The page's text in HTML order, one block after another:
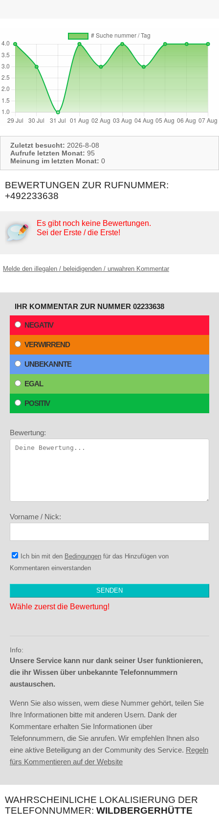
Zuletzt besucht: 2026-8-08
Aufrufe letzten Monat: 95
Meinung im letzten Monat: 0
BEWERTUNGEN ZUR RUFNUMMER:
+492233638
Es gibt noch keine Bewertungen.
Sei der Erste / die Erste!
Melde den illegalen / beleidigenden / unwahren Kommentar
IHR KOMMENTAR ZUR NUMMER 02233638
NEGATIV
VERWIRREND
UNBEKANNTE
EGAL
POSITIV
Bewertung:
Vorname / Nick:
Ich bin mit den Bedingungen für das Hinzufügen von
Kommentaren einverstanden
Wähle zuerst die Bewertung!
Info:
Unsere Service kann nur dank seiner User funktionieren,
die ihr Wissen über unbekannte Telefonnummern
austauschen.
Wenn Sie also wissen, wem diese Nummer gehört, teilen Sie
Ihre Informationen bitte mit anderen Usern. Dank der
Kommentare erhalten Sie Informationen über
Telefonnummern, die Sie anrufen. Wir empfehlen Ihnen also
eine aktive Beteiligung an der Community des Service. Regeln
fürs Kommentieren auf der Website
WAHRSCHEINLICHE LOKALISIERUNG DER
TELEFONNUMMER: WILDBERGERHÜTTE